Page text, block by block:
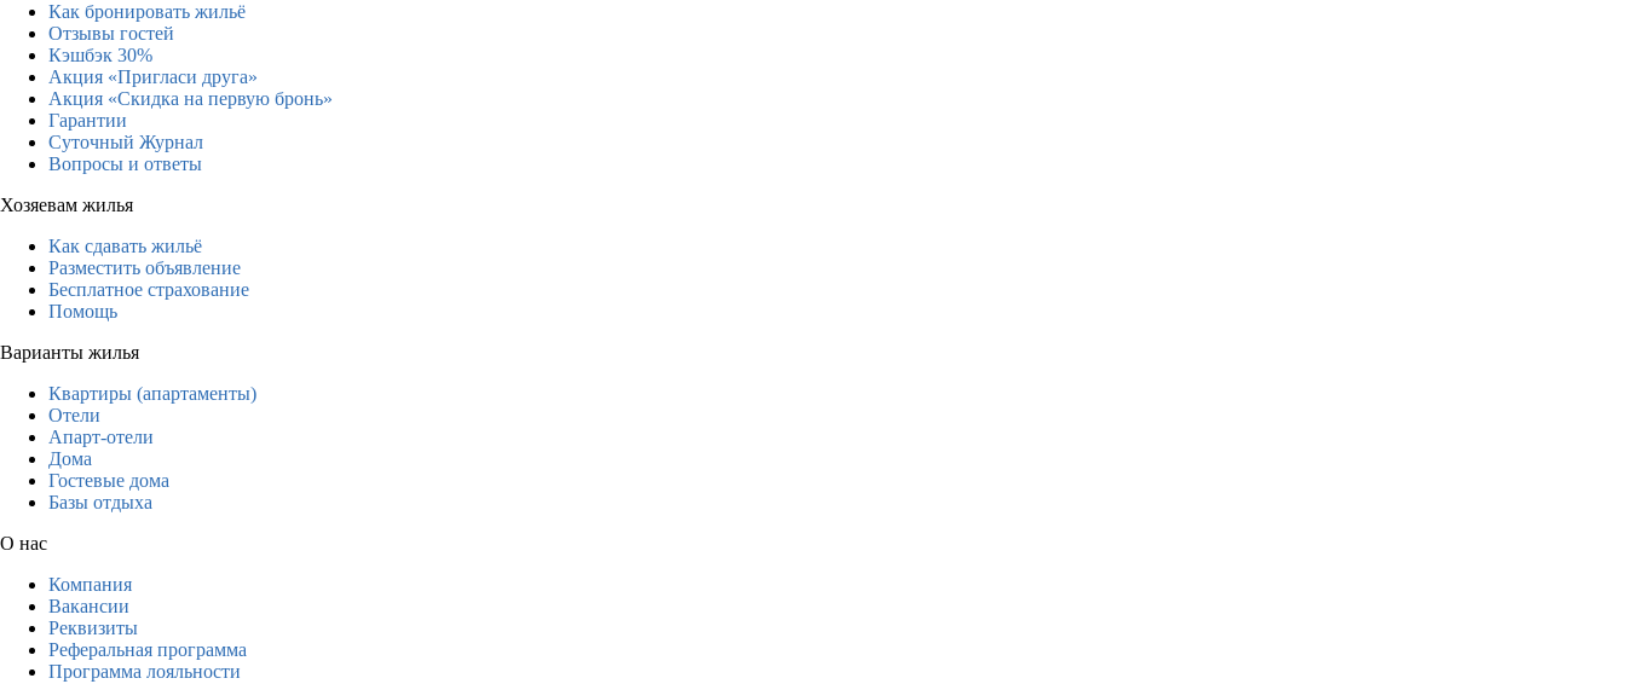
Как бронировать жильё
Отзывы гостей
Кэшбэк 30%
Акция «Пригласи друга»
Акция «Скидка на первую бронь»
Гарантии
Суточный Журнал
Вопросы и ответы
Хозяевам жилья
Как сдавать жильё
Разместить объявление
Бесплатное страхование
Помощь
Варианты жилья
Квартиры (апартаменты)
Отели
Апарт-отели
Дома
Гостевые дома
Базы отдыха
О нас
Компания
Вакансии
Реквизиты
Реферальная программа
Программа лояльности